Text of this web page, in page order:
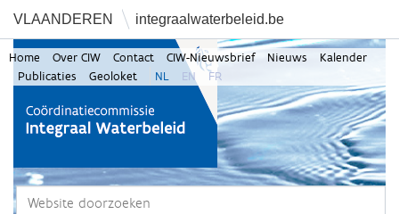
VLAANDEREN integraalwaterbeleid.be
Zoek
Home Over CIW Contact CIW-Nieuwsbrief Nieuws
Kalender
Publicaties
Geoloket NL EN FR